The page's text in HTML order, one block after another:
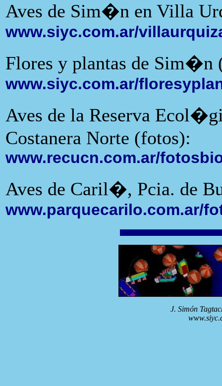
Aves de Sim�n en Villa
www.siyc.com.ar/
Flores y plantas de Sim�n
www.siyc.com.ar/
Aves de la Reserva
Costanera Norte (fotos):
www.recucn.com.ar/
Aves de Caril�, Pcia. de
www.parquecarilo.com.ar/
J. Simón